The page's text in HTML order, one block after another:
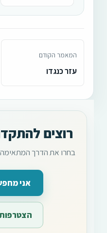
המאמר הקודם
עזר כנגדו
רוצים
בחרו את הדרך
אני